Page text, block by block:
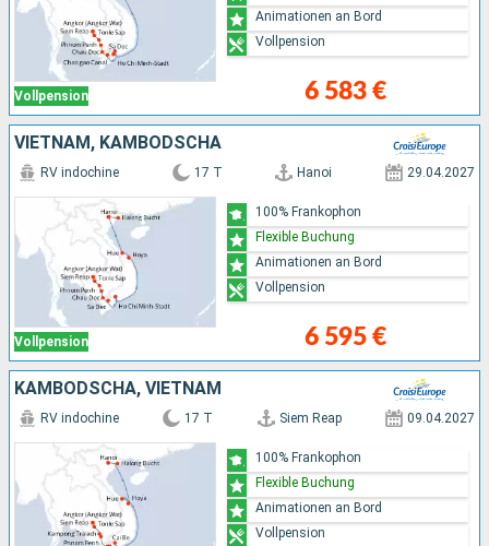
Vollpension 6 583 €
Animationen an Bord
Vollpension
VIETNAM, KAMBODSCHA
Vollpension
RV indochine 17 T Hanoi 29.04.2027
6 595 €
100% Frankophon
Flexible Buchung
Animationen an Bord
Vollpension
KAMBODSCHA, VIETNAM
RV indochine 17 T Siem Reap 09.04.2027
100% Frankophon
Flexible Buchung
Animationen an Bord
Vollpension